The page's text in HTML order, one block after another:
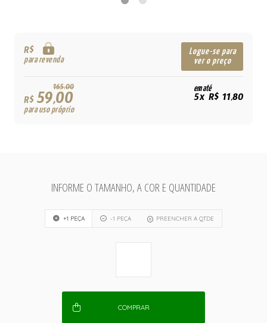
R$
para revenda
Logue-se para
ver o preço
165,00
R$59,00
para uso próprio
em até
5x R$ 11,80
INFORME O TAMANHO, A COR E QUANTIDADE
+1 PEÇA -1 PEÇA PREENCHER A QTDE
COMPRAR